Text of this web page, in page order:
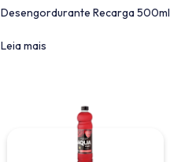
Desengordurante Recarga 500ml
Leia mais